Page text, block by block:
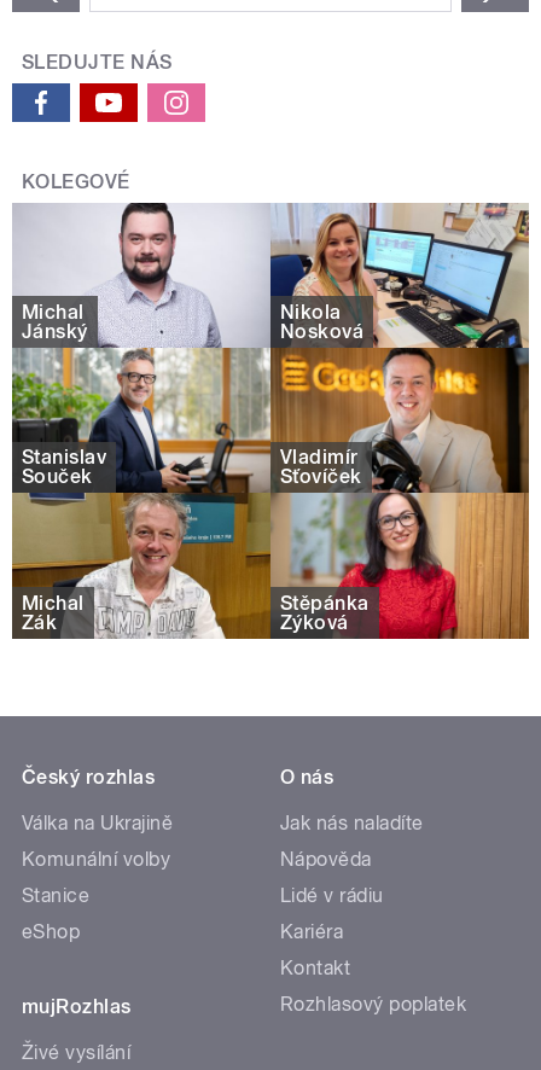
SLEDUJTE NÁS
KOLEGOVÉ
Michal
Jánský
Nikola
Nosková
Stanislav
Souček
Vladimír
Šťovíček
Michal
Žák
Štěpánka
Zýková
Český rozhlas
Válka na Ukrajině
Komunální volby
Stanice
eShop
mujRozhlas
Živé vysílání
O nás
Jak nás naladíte
Nápověda
Lidé v rádiu
Kariéra
Kontakt
Rozhlasový poplatek